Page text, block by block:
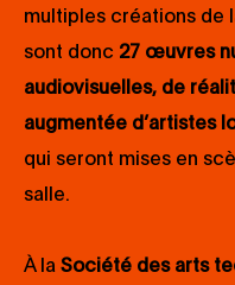
multiples créations de
sont donc 27 œuvres
audiovisuelles, de
augmentée d’artistes
qui seront mises en
salle.
À la Société des arts